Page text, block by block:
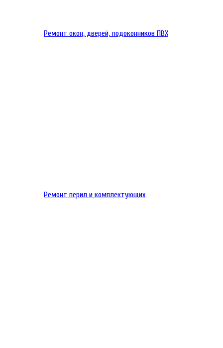
Ремонт окон, дверей, подоконников ПВХ
Ремонт перил и комплектующих